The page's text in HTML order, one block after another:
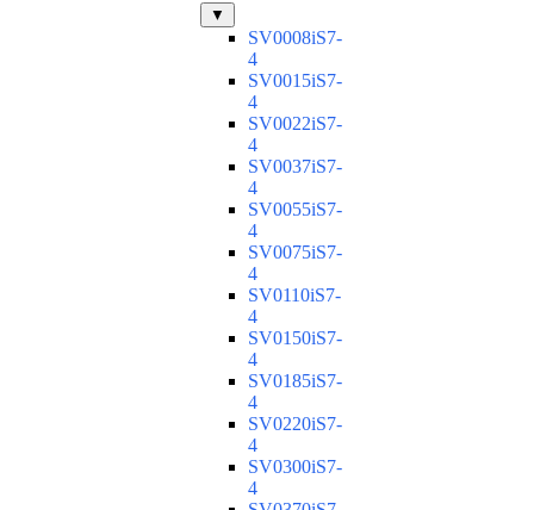
▼
SV0008iS7-
4
SV0015iS7-
4
SV0022iS7-
4
SV0037iS7-
4
SV0055iS7-
4
SV0075iS7-
4
SV0110iS7-
4
SV0150iS7-
4
SV0185iS7-
4
SV0220iS7-
4
SV0300iS7-
4